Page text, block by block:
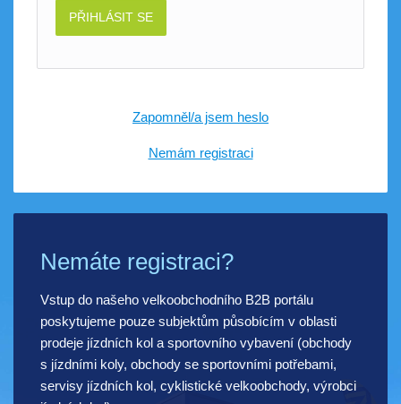
PŘIHLÁSIT SE
Zapomněl/a jsem heslo
Nemám registraci
Nemáte registraci?
Vstup do našeho velkoobchodního B2B portálu
poskytujeme pouze subjektům působícím v oblasti
prodeje jízdních kol a sportovního vybavení (obchody
s jízdními koly, obchody se sportovními potřebami,
servisy jízdních kol, cyklistické velkoobchody, výrobci